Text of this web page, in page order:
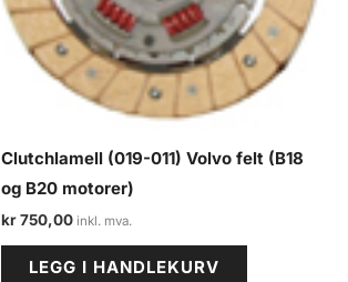
Clutchlamell (019-011) Volvo felt (B18
og B20 motorer)
kr750,00
LEGG I HANDLEKURV